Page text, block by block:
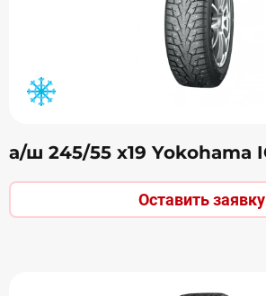
а/ш 245/55 х19 Yokohama
Оставить заявку